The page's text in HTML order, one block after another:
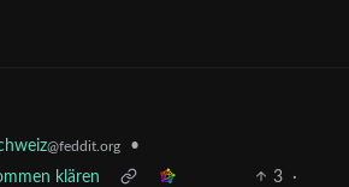
@feddit.org
•
klären
3
·